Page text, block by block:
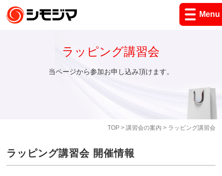
Menu
TOP> 講習会の案内 > ラッピング講習会
ラッピング講習会
当ページから参加お申し込み頂けます。
ラッピング講習会 開催情報